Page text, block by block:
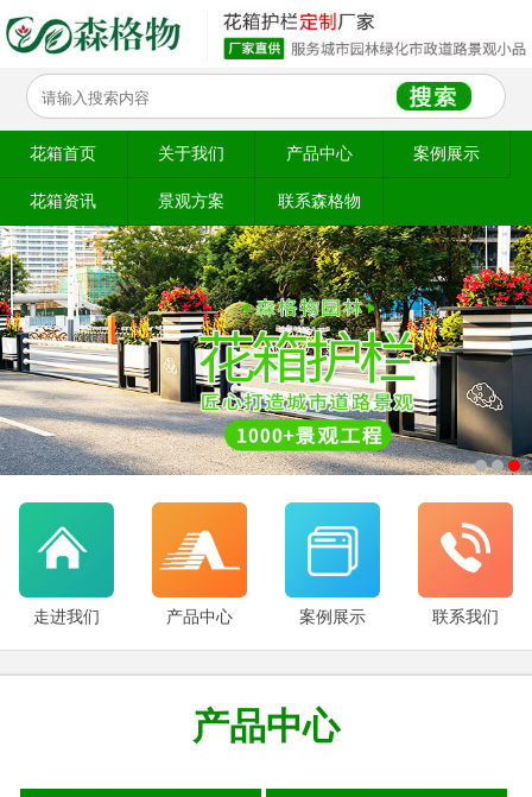
花箱首页 关于我们 产品中心 案例展示
花箱资讯 景观方案 联系森格物
走进我们 产品中心 案例展示 联系我们
产品中心